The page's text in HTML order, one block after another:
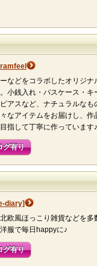
などをコラボしたオリジナ
小銭入れ・パスケース・キ
アスなど、ナチュラルなも
なアイテムをお届けし、作
指して丁寧に作っています♪
グ有り
diary]
欧風ほっこり雑貨などを
服で毎日happyに♪
グ有り